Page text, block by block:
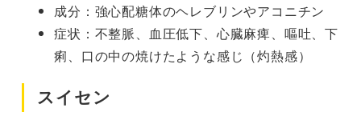
成分：強心配糖体のヘレブリンやアコニチン
症状：不整脈、血圧低下、心臓麻痺、嘔吐、下
痢、口の中の焼けたような感じ（灼熱感）
スイセン